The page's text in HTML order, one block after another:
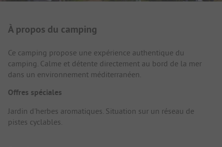
Présentation du camping
À propos du camping
Ce camping propose une expérience authentique du
camping. Calme et détente directement au bord de la mer
dans un environnement méditerranéen.
Offres spéciales
Jardin d'herbes aromatiques. Situation sur un réseau de
pistes cyclables.